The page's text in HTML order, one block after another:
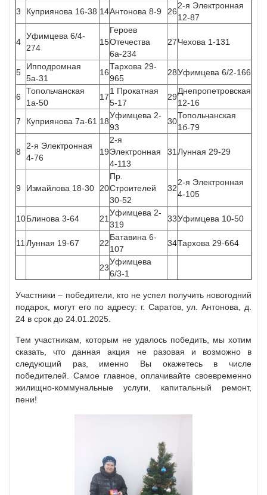
3 Куприянова 16-38 14Антонова 8-9 26
2-я Электронная
12-87
4
Уфимцева 6/4-
274
15
Героев
Отечества
6а-234
27Чехова 1-131
5
Ипподромная
5а-31
16
Тархова 29-
965
28Уфимцева 6/2-166
6
Топольчанская
1а-50
17
1 Прокатная
5-17
29
Днепропетровская
12-16
7
Куприянова 7а-61 18
Уфимцева 2-
93
30
Топольчанская
1б-79
8
2-я Электронная
4-76
19
2-я
Электронная
4-113
31 Лунная 29-29
9 Измайлова 18-30 20
Пр.
Строителей
30-52
32
2-я Электронная
4-105
10Блинова 3-64 21
Уфимцева 2-
319
33Уфимцева 10-50
11 Лунная 19-67 22
Батавина 6-
107
34Тархова 29-664
23
Уфимцева
6/3-1
Участники – победители, кто не успел получить новогодний
подарок, могут его по адресу: г. Саратов, ул. Антонова, д.
24 в срок до 24.01.2025.
Тем участникам, которым не удалось победить, мы хотим
сказать, что данная акция не разовая и возможно в
следующий раз, именно Вы окажетесь в числе
победителей. Самое главное, оплачивайте своевременно
жилищно-коммунальные услуги, капитальный ремонт,
пени!